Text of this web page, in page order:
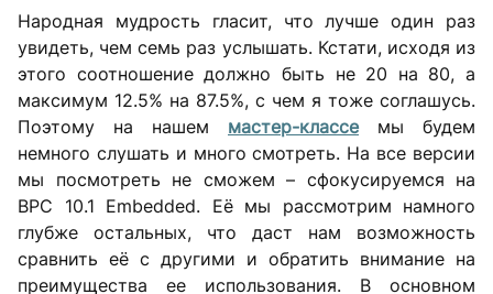
Народная мудрость гласит, что лучше один раз
увидеть, чем семь раз услышать. Кстати, исходя из
этого соотношение должно быть не 20 на 80, а
максимум 12.5% на 87.5%, с чем я тоже соглашусь.
Поэтому на нашем мастер-классемы будем
немного слушать и много смотреть. На все версии
мы посмотреть не сможем – сфокусируемся на
BPC 10.1 Embedded. Её мы рассмотрим намного
глубже остальных, что даст нам возможность
сравнить её с другими и обратить внимание на
преимущества ее использования. В основном